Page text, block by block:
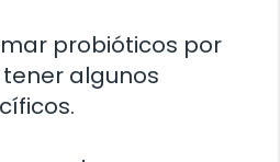
probióticos por
algunos